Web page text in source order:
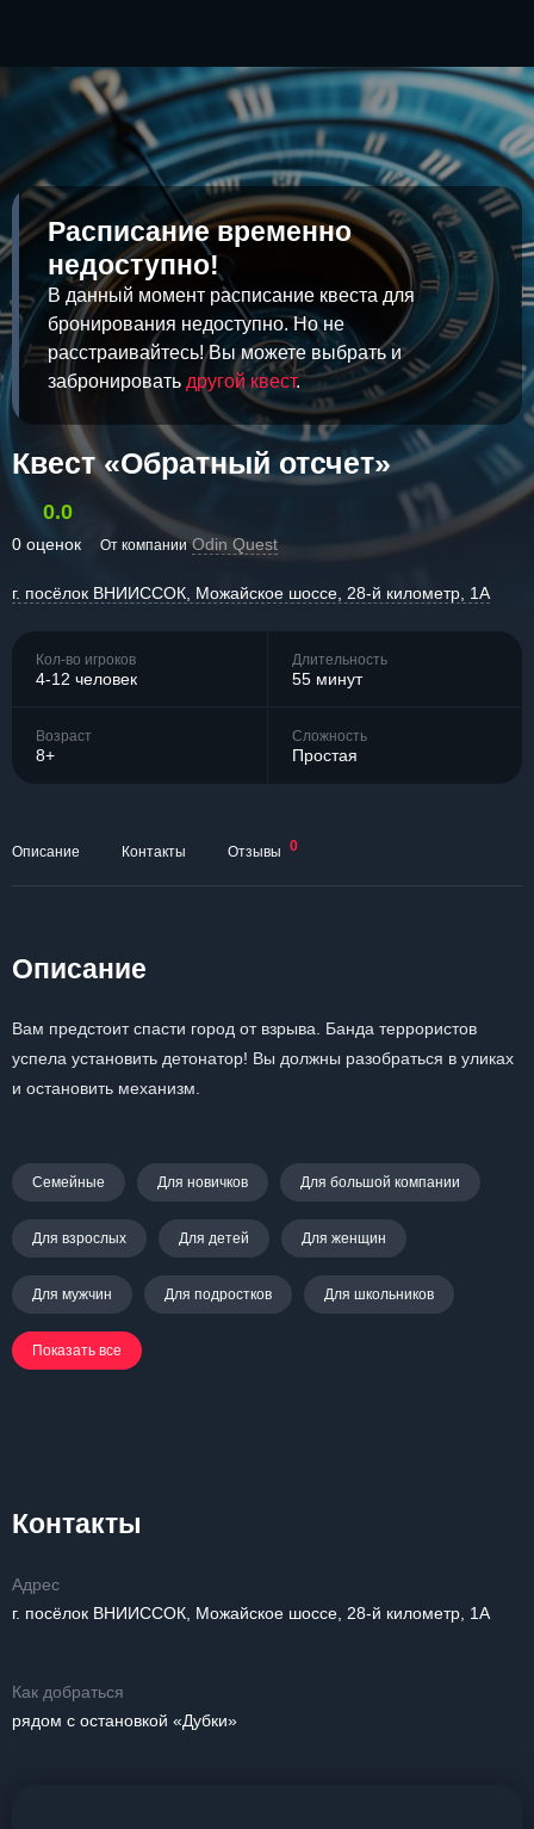
Расписание временно
недоступно!
В данный момент расписание квеста для
бронирования недоступно. Но не
расстраивайтесь! Вы можете выбрать и
забронировать другой квест.
Квест «Обратный отсчет»
0.0
0 оценок От компании Odin Quest
г. посёлок ВНИИССОК, Можайское шоссе, 28-й километр, 1А
Кол-во игроков
4-12 человек
Длительность
55 минут
Возраст
8+
Сложность
Простая
Описание Контакты Отзывы 0
Описание
Вам предстоит спасти город от взрыва. Банда террористов
успела установить детонатор! Вы должны разобраться в уликах
и остановить механизм.
Семейные Для новичков Для большой компании
Для взрослых Для детей Для женщин
Для мужчин Для подростков Для школьников
Показать все
Контакты
Адрес
г. посёлок ВНИИССОК, Можайское шоссе, 28-й километр, 1А
Как добраться
рядом с остановкой «Дубки»